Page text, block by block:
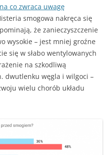
na co zwraca uwagę
smogowa nakręca się
że zanieczyszczenie
wysokie – jest mniej groźne
się w słabo wentylowanych
na szkodliwą
dwutlenku węgla i wilgoci –
wielu chorób układu